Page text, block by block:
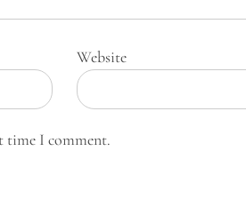
Website
time I comment.